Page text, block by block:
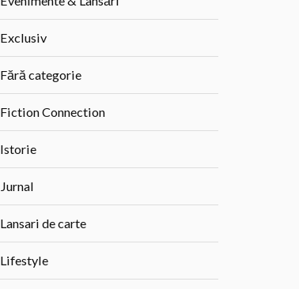
Exclusiv
Fără categorie
Fiction Connection
Istorie
Jurnal
Lansari de carte
Lifestyle